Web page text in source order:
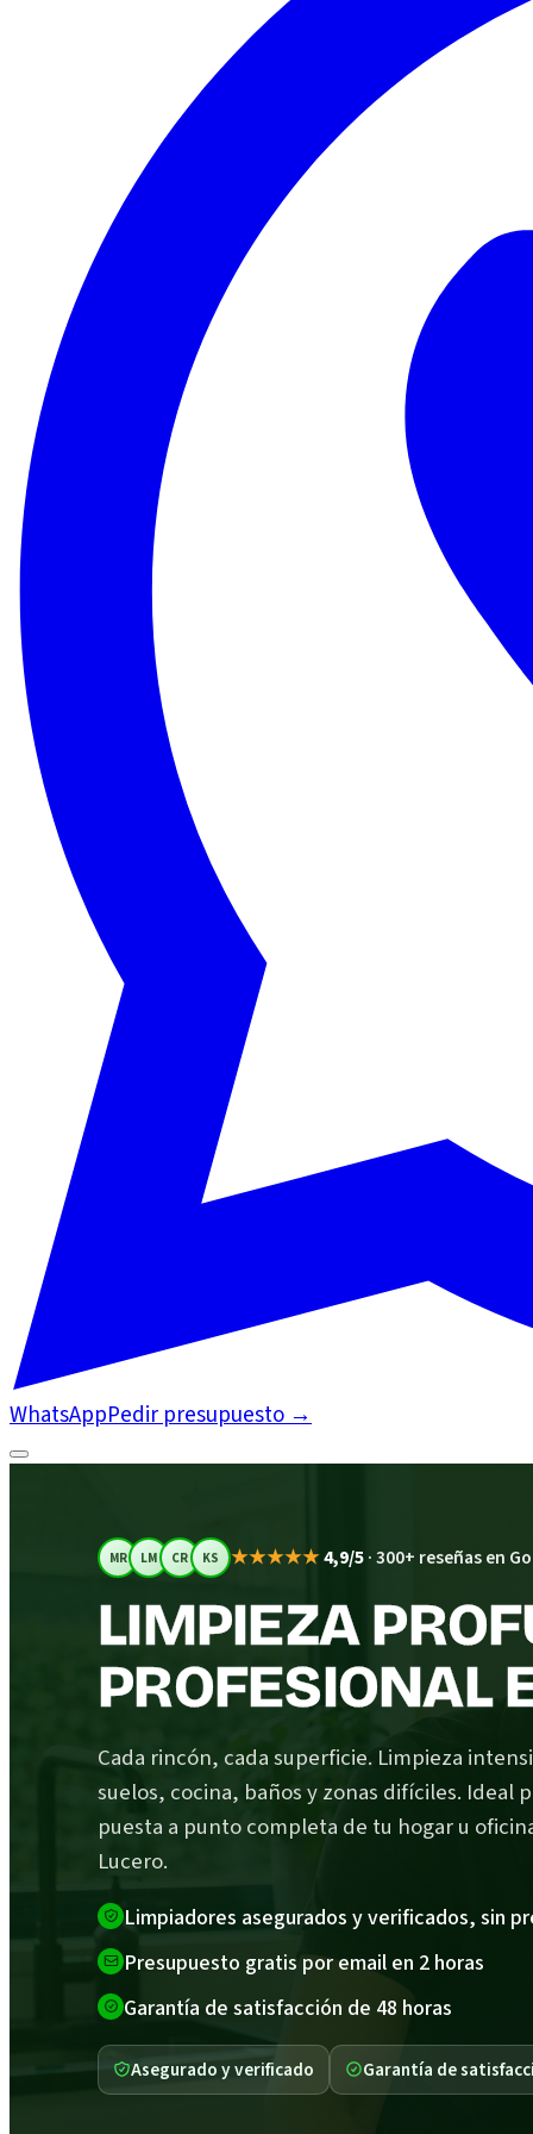
WhatsAppPedir presupuesto→
MR LM CR KS ★★★★★4,9/5·300+ reseñas en
LIMPIEZA
PROFESIONAL
Cada rincón, cada superficie. Limpieza
suelos, cocina, baños y zonas difíciles. Ideal
puesta a punto completa de tu hogar u
Lucero.
Limpiadores asegurados y verificados, sin
Presupuesto gratis por email en 2 horas
Garantía de satisfacción de 48 horas
Asegurado y verificado Garantía de